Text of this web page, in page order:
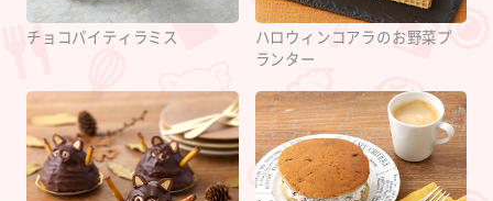
チョコパイティラミス
ハロウィンコアラのお野菜プ
ランター